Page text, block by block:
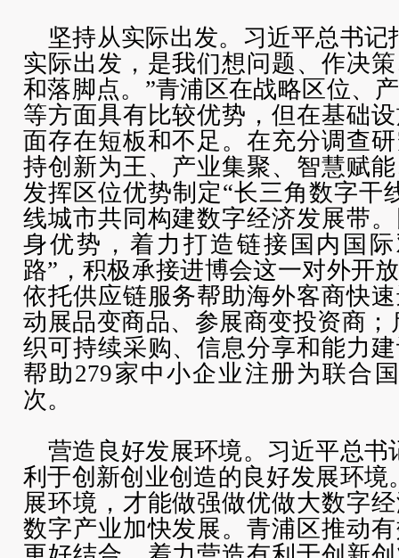
坚持从实际出发。习近平总书记
实际出发，是我们想问题、作决
和落脚点。”青浦区在战略区位、
等方面具有比较优势，但在基础
面存在短板和不足。在充分调查
持创新为王、产业集聚、智慧赋
发挥区位优势制定“长三角数字干
线城市共同构建数字经济发展带
身优势，着力打造链接国内国
路”，积极承接进博会这一对外开
依托供应链服务帮助海外客商快
动展品变商品、参展商变投资商
织可持续采购、信息分享和能力
帮助279家中小企业注册为联合
次。
营造良好发展环境。习近平总书
利于创新创业创造的良好发展环境
展环境，才能做强做优做大数字
数字产业加快发展。青浦区推动